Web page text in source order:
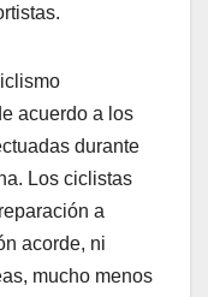
acuerdo a los
durante
Los ciclistas
a
acorde, ni
mucho menos